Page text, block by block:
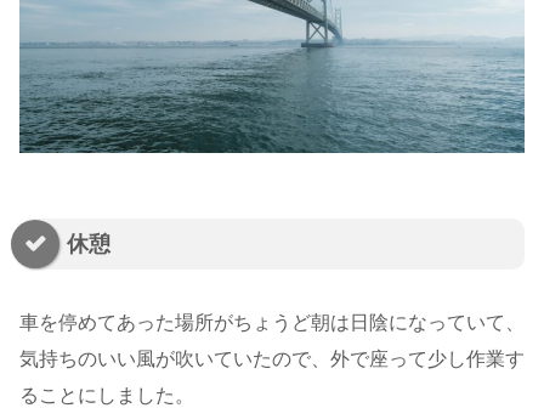
休憩
車を停めてあった場所がちょうど朝は日陰になっていて、
気持ちのいい風が吹いていたので、外で座って少し作業す
ることにしました。